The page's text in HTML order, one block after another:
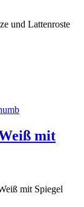
und Lattenroste
mit
mit Spiegel